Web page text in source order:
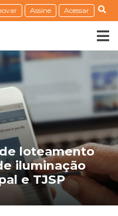
Assine Acessar
loteamento
iluminação
e TJSP